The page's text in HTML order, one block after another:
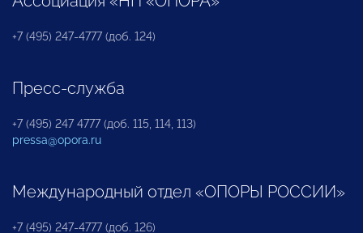
+7 (495) 247-4777 (доб. 124)
Пресс-служба
+7 (495) 247 4777 (доб. 115, 114, 113)
pressa@opora.ru
Международный отдел «ОПОРЫ РОССИИ»
+7 (495) 247-4777 (доб. 126)